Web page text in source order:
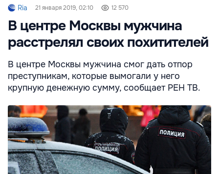
Ria 21 января 2019, 02:10 12 570
В центре Москвы мужчина
расстрелял своих похитителей
В центре Москвы мужчина смог дать отпор
преступникам, которые вымогали у него
крупную денежную сумму, сообщает РЕН ТВ.